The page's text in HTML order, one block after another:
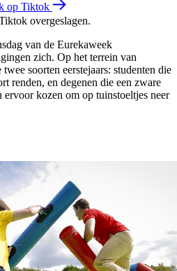
op Tiktok
overgeslagen.
van de Eurekaweek
zich. Op het terrein van
soorten eerstejaars: studenten die
renden, en degenen die een zware
ervoor kozen om op tuinstoeltjes neer